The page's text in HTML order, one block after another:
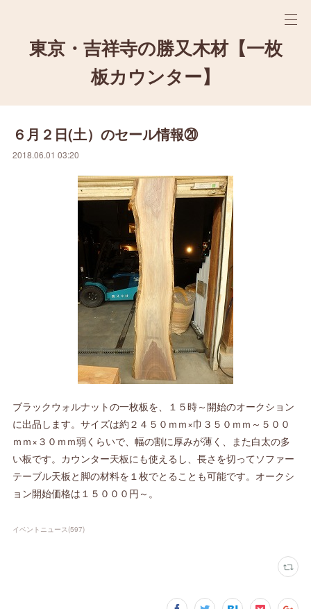
東京・吉祥寺の勝又木材【一枚
板カウンター】
６月２日(土）のセール情報⑳
2018.06.01 03:20
ブラックウォルナットの一枚板を、１５時～開始のオークション
に出品します。サイズは約２４５０ｍｍ×巾３５０ｍｍ～５００
ｍｍ×３０ｍｍ弱くらいで、幅の割に厚みが薄く、また白太の多
い板です。カウンター天板にも使えるし、長さを切ってソファー
テーブル天板と脚の材料を１枚でとることも可能です。オークシ
ョン開始価格は１５０００円～。
イベントニュース(597)